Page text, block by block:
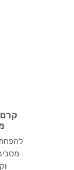
קרם